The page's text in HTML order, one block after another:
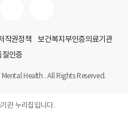
작권정책
보건복지부인증의료기관
질인증
Health . All Rights Reserved.
관 누리집입니다.